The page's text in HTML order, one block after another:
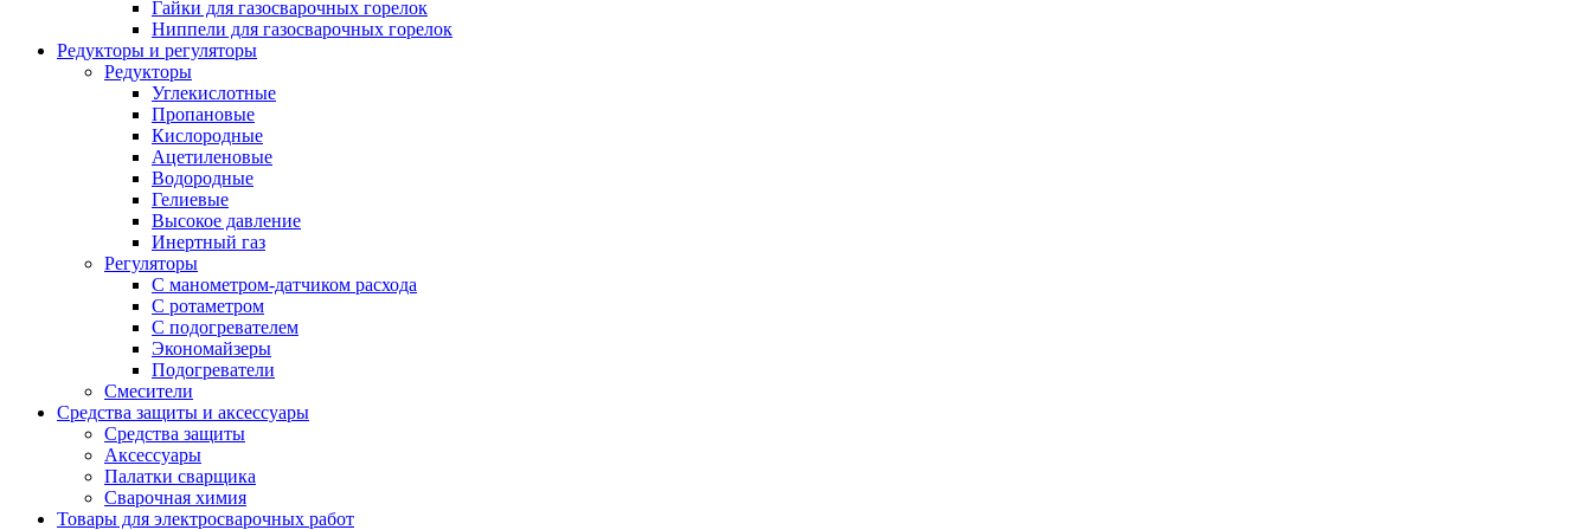
Гайки для газосварочных горелок
Ниппели для газосварочных горелок
Редукторы и регуляторы
Редукторы
Углекислотные
Пропановые
Кислородные
Ацетиленовые
Водородные
Гелиевые
Высокое давление
Инертный газ
Регуляторы
С манометром-датчиком расхода
С ротаметром
С подогревателем
Экономайзеры
Подогреватели
Смесители
Средства защиты и аксессуары
Средства защиты
Аксессуары
Палатки сварщика
Сварочная химия
Товары для электросварочных работ